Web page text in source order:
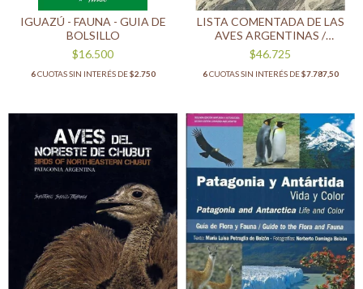
IGUAZÚ - FAUNA - GUIA DE
BOLSILLO
$16.500
6CUOTAS SIN INTERÉS DE$2.750
LISTA COMENTADA DE LAS
AVES ARGENTINAS /
ANNOTATED CHECKLIST OF
THE BIRDS OF ARGENTINA
$46.725
6CUOTAS SIN INTERÉS DE$7.787,50